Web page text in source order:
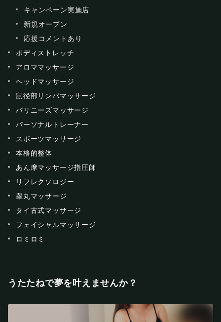
キャンペーン実施店
新規オープン
応援コメントあり
ボディストレッチ
アロママッサージ
ヘッドマッサージ
鼠径部リンパマッサージ
バリニーズマッサージ
パーソナルトレーナー
スポーツマッサージ
本格的整体
あん摩マッサージ指圧師
リフレクソロジー
睾丸マッサージ
タイ古式マッサージ
フェイシャルマッサージ
ロミロミ
うたたねで夢を叶えませんか？